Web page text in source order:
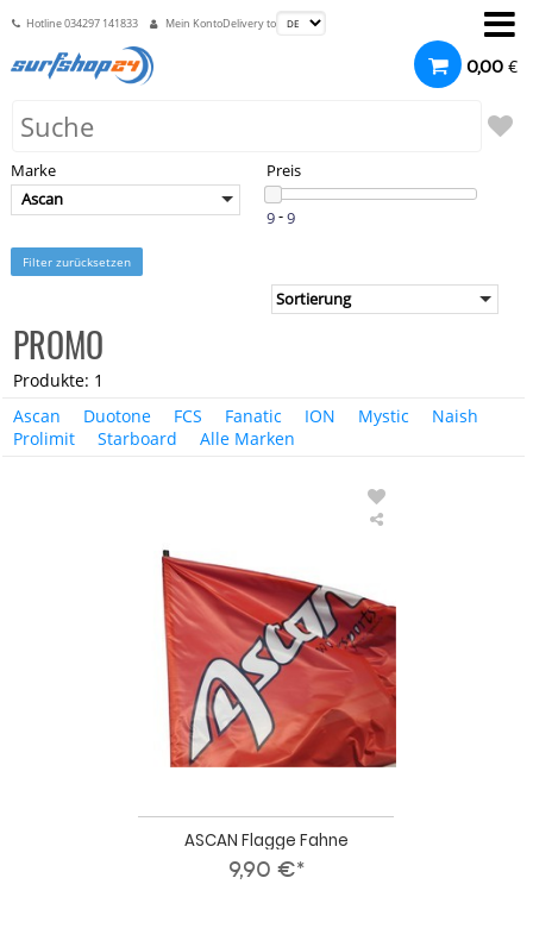
Hotline034297 141833 Mein KontoDelivery to
0,00 €
Marke
Ascan
Preis
-
Filter zurücksetzen
PROMO
Produkte: 1
Ascan
Duotone FCS Fanatic ION Mystic
Naish
Prolimit
Starboard Alle Marken
ASCAN Flagge Fahne
9,90 €*